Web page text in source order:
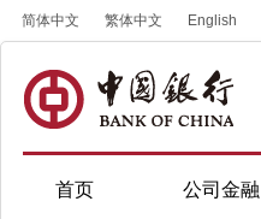
简体中文 繁体中文 English
首页 公司金融